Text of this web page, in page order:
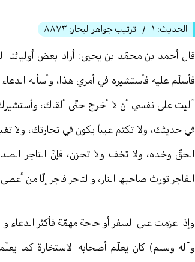
الحديث: ١ / ترتيب جواهر البحار: ٨٨٧٣
قال أحمد بن محمّد بن يحيى‏: أراد بعض أوليائنا
فأسلّم عليه فأستشيره في أمري هذا، وأسأله
آليت على نفسي أن لا أخرج حتّى ألقاك،
في حديثك، ولا تكتم عيباً يكون في تجارتك، ولا
الحقّ وخذه، ولا تخف ولا تحزن، فإنّ التاجر
الفاجر تورث صاحبها النار، والتاجر فاجر إلّا من
وإذا عزمت على السفر أو حاجة مهمّة فأكثر الدعاء
وآله وسلم) كان يعلّم أصحابه الاستخارة كما